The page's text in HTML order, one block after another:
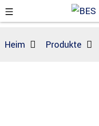
Heim Produkte